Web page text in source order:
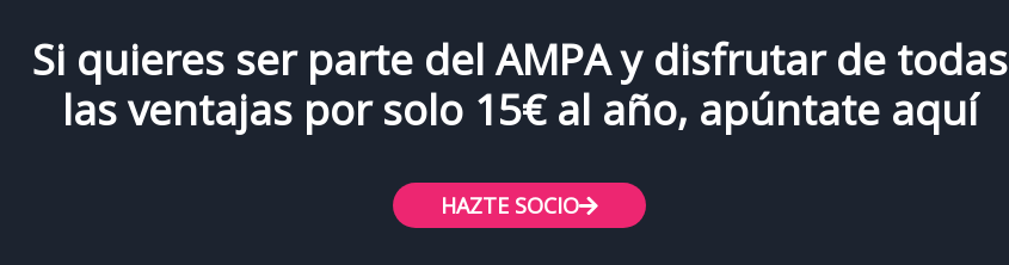
Si quieres ser parte del AMPA y disfrutar de todas
las ventajas por solo 15€ al año, apúntate aquí
HAZTE SOCIO